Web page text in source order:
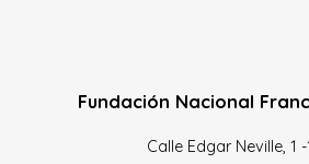
Fundación Nacional
Calle Edgar Neville, 1 -